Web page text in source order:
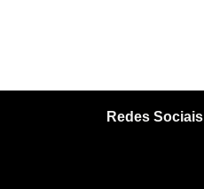
Redes Sociais